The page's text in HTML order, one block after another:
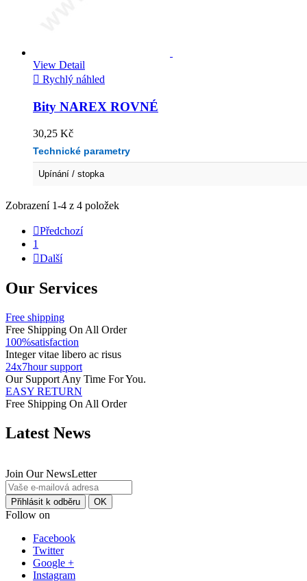
View Detail
 Rychlý náhled
Bity NAREX ROVNÉ
30,25 Kč
Technické parametry
Upínání / stopka
Zobrazení 1-4 z 4 položek
Předchozí
1
Další
Our Services
Free shipping
Free Shipping On All Order
100%satisfaction
Integer vitae libero ac risus
24x7hour support
Our Support Any Time For You.
EASY RETURN
Free Shipping On All Order
Latest News
Join Our NewsLetter
Follow on
Facebook
Twitter
Google +
Instagram